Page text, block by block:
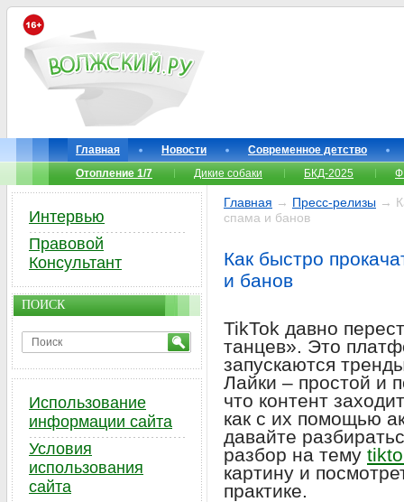
Главная Новости
Современное детство
Отопление 1/7
Дикие собаки БКД-2025
Главная → Пресс-релизы →
спама и банов
Как быстро
и банов
TikTok давно
танцев». Это
запускаются
Лайки – простой и
что контент
как с их помощью
давайте
разбор на тему
картину и
практике.
Интервью
Правовой
Консультант
ПОИСК
Использование
информации сайта
Условия
использования
сайта